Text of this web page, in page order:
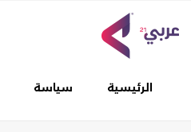
الرئيسية سياسة